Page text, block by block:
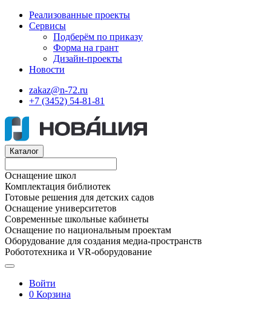
Реализованные проекты
Сервисы
Подберём по приказу
Форма на грант
Дизайн-проекты
Новости
zakaz@n-72.ru
+7 (3452) 54-81-81
Каталог
Оснащение школ
Комплектация библиотек
Готовые решения для детских садов
Оснащение университетов
Современные школьные кабинеты
Оснащение по национальным проектам
Оборудование для создания медиа-пространств
Робототехника и VR-оборудование
Войти
0 Корзина